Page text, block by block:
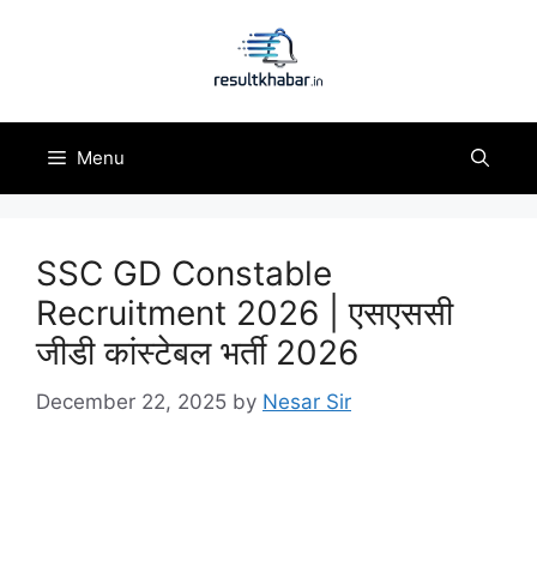
Menu
SSC GD Constable
Recruitment 2026 | एसएससी
जीडी कांस्टेबल भर्ती 2026
December 22, 2025 by Nesar Sir